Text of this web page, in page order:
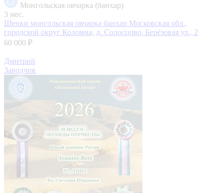
Монгольская овчарка (банхар)
3 мес.
Щенки монгольская овчарка банхар Московская обл.,
городской округ Коломна, д. Солосцово, Берёзовая ул., 2
60 000 ₽
Дмитрий
Заводчик